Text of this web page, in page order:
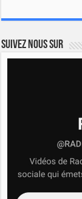
Suivez nous sur